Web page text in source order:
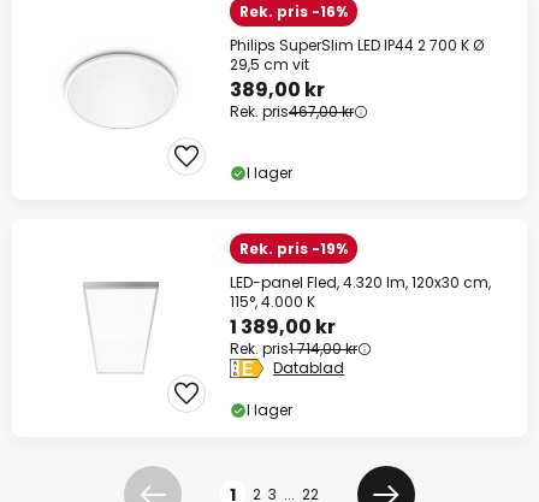
Rek. pris -16%
Philips SuperSlim LED IP44 2 700 K Ø
29,5 cm vit
389,00 kr
Rek. pris467,00 kr
I lager
Rek. pris -19%
LED-panel Fled, 4.320 lm, 120x30 cm,
115°, 4.000 K
1 389,00 kr
Rek. pris1 714,00 kr
Datablad
I lager
1 2 3 ... 22